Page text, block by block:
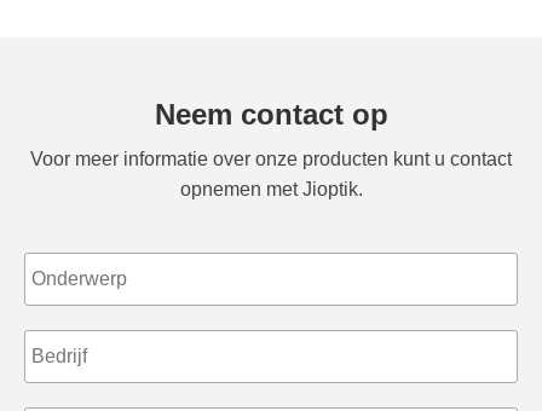
Neem contact op
Voor meer informatie over onze producten kunt u contact
opnemen met Jioptik.